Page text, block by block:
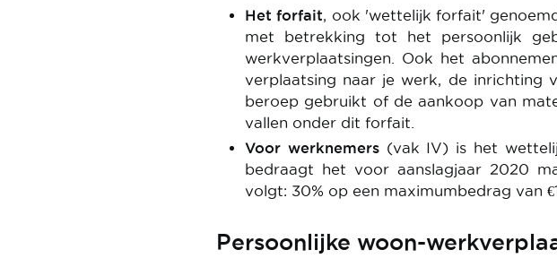
Het forfait, ook 'wettelijk forfait'
met betrekking tot het persoonlijk
werkverplaatsingen. Ook het
verplaatsing naar je werk, de inrichting
beroep gebruikt of de aankoop van
vallen onder dit forfait.
Voor werknemers(vak IV) is het
bedraagt het voor aanslagjaar 2020
volgt: 30% op een maximumbedrag van
Persoonlijke woon-